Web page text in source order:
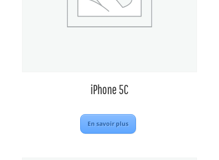
iPhone 5C
En savoir plus